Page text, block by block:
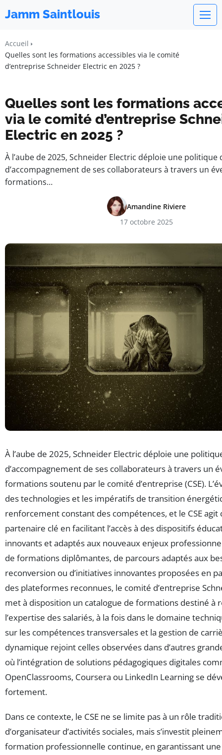
Jamm Saintlouis
Accueil
Quelles sont les formations accessibles via le comité
d’entreprise Schneider Electric en 2025 ?
Quelles sont les formations
via le comité d’entreprise
Electric en 2025 ?
À l’aube de 2025, Schneider Electric déploie une politique
d’accompagnement de ses collaborateurs à travers un
formations…
Amandine Riviere
17 octobre 2025
À l’aube de 2025, Schneider Electric déploie une
d’accompagnement de ses collaborateurs à travers un
formations soutenu par le comité d’entreprise (CSE).
des technologies et les impératifs de transition
renforcement constant des compétences, et le CSE agit
partenaire clé en facilitant l’accès à des dispositifs
innovants et adaptés aux nouveaux enjeux
de formations diplômantes, de parcours adaptés aux
reconversion ou d’initiatives innovantes proposées en
des plateformes reconnues, le comité d’entreprise
met à disposition un catalogue de formations destiné à
l’expertise des salariés, à la fois dans le domaine
sur les compétences transversales et la gestion de
dynamique rejoint celles observées dans d’autres
où l’intégration de solutions pédagogiques digitales
OpenClassrooms, Coursera ou LinkedIn Learning se
fortement.
Dans ce contexte, le CSE ne se limite pas à un rôle
d’organisateur d’activités sociales, mais s’investit
formation professionnelle continue, en garantissant